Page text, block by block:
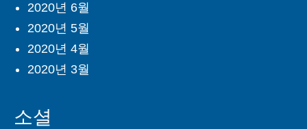
2020년 6월
2020년 5월
2020년 4월
2020년 3월
소셜